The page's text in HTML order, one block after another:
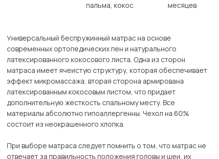
пальма, кокос
месяцев
Универсальный беспружинный матрас на основе
современных ортопедических пен и натурального
латексированного кокосового листа. Одна из сторон
матраса имеет ячеистую структуру, которая обеспечивает
эффект микромассажа, вторая сторона армирована
латексированным кокосовым листом, что придает
дополнительную жесткость спальному месту. Все
материалы абсолютно гипоаллергенны. Чехол на 60%
состоит из неокрашенного хлопка.
При выборе матраса следует помнить о том, что матрас не
отвечает за правильность положения головы и шеи, их